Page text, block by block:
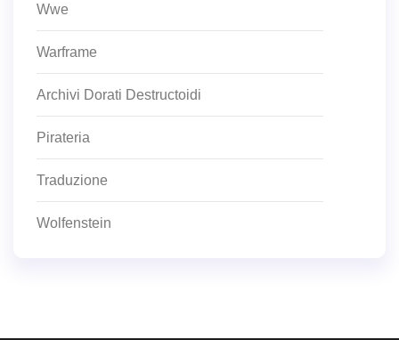
Wwe
Warframe
Archivi Dorati Destructoidi
Pirateria
Traduzione
Wolfenstein